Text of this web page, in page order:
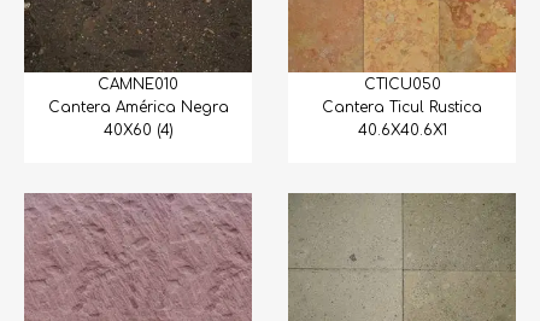
Cuarzos
CAMNE010
Cantera América Negra
40X60 (4)
CTICU050
Cantera Ticul Rustica
40.6X40.6X1